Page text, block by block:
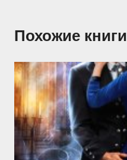
Похожие книги